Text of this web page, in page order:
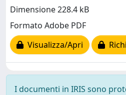
Dimensione 228.4 kB
Formato Adobe PDF
Visualizza/Apri
I documenti in IRIS sono